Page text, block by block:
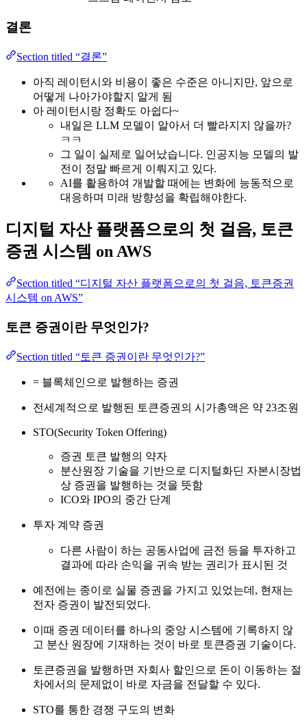
결론
Section titled “결론”
아직 레이턴시와 비용이 좋은 수준은 아니지만, 앞으로
어떻게 나아가야할지 알게 됨
아 레이턴시랑 정확도 아쉽다~
내일은 LLM 모델이 알아서 더 빨라지지 않을까?
ㅋㅋ
그 일이 실제로 일어났습니다. 인공지능 모델의 발
전이 정말 빠르게 이뤄지고 있다.
AI를 활용하여 개발할 때에는 변화에 능동적으로
대응하며 미래 방향성을 확립해야한다.
디지털 자산 플랫폼으로의 첫 걸음, 토큰
증권 시스템 on AWS
Section titled “디지털 자산 플랫폼으로의 첫 걸음, 토큰증권
시스템 on AWS”
토큰 증권이란 무엇인가?
Section titled “토큰 증권이란 무엇인가?”
= 블록체인으로 발행하는 증권
전세계적으로 발행된 토큰증권의 시가총액은 약 23조원
STO(Security Token Offering)
증권 토큰 발행의 약자
분산원장 기술을 기반으로 디지털화딘 자본시장법
상 증권을 발행하는 것을 뜻함
ICO와 IPO의 중간 단계
투자 계약 증권
다른 사람이 하는 공동사업에 금전 등을 투자하고
결과에 따라 손익을 귀속 받는 권리가 표시된 것
예전에는 종이로 실물 증권을 가지고 있었는데, 현재는
전자 증권이 발전되었다.
이때 증권 데이터를 하나의 중앙 시스템에 기록하지 않
고 분산 원장에 기재하는 것이 바로 토큰증권 기술이다.
토큰증권을 발행하면 자회사 할인으로 돈이 이동하는 절
차에서의 문제없이 바로 자금을 전달할 수 있다.
STO를 통한 경쟁 구도의 변화